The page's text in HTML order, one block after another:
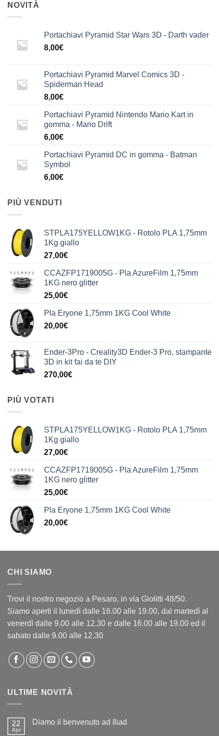
NOVITÀ
Portachiavi Pyramid Star Wars 3D - Darth vader
8,00€
Portachiavi Pyramid Marvel Comics 3D -
Spiderman Head
8,00€
Portachiavi Pyramid Nintendo Mario Kart in
gomma - Mario Drift
6,00€
Portachiavi Pyramid DC in gomma - Batman
Symbol
6,00€
PIÙ VENDUTI
STPLA175YELLOW1KG - Rotolo PLA 1,75mm
1Kg giallo
27,00€
CCAZFP1719005G - Pla AzureFilm 1,75mm
1KG nero glitter
25,00€
Pla Eryone 1,75mm 1KG Cool White
20,00€
Ender-3Pro - Creality3D Ender-3 Pro, stampante
3D in kit fai da te DIY
270,00€
PIÙ VOTATI
STPLA175YELLOW1KG - Rotolo PLA 1,75mm
1Kg giallo
27,00€
CCAZFP1719005G - Pla AzureFilm 1,75mm
1KG nero glitter
25,00€
Pla Eryone 1,75mm 1KG Cool White
20,00€
CHI SIAMO
Trovi il nostro negozio a Pesaro, in via Giolitti 48/50.
Siamo aperti il lunedì dalle 16.00 alle 19.00, dal martedì al
venerdì dalle 9.00 alle 12.30 e dalle 16.00 alle 19.00 ed il
sabato dalle 9.00 alle 12.30
ULTIME NOVITÀ
22
Apr
Diamo il benvenuto ad Iliad